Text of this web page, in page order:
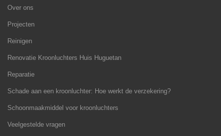
Over ons
Projecten
Reinigen
Renovatie Kroonluchters Huis Huguetan
Reparatie
Schade aan een kroonluchter: Hoe werkt de verzekering?
Schoonmaakmiddel voor kroonluchters
Veelgestelde vragen